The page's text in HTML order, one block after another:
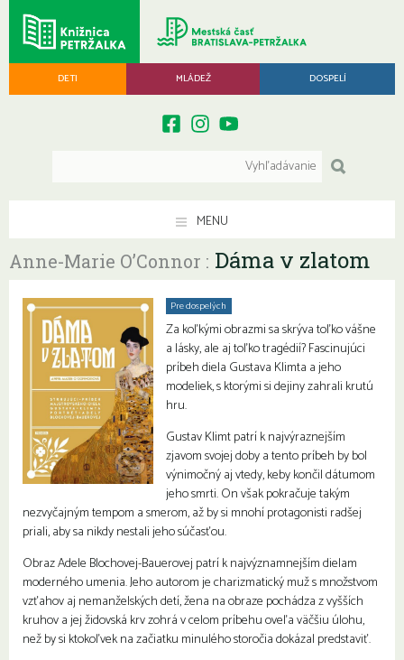
DETI MLÁDEŽ DOSPELÍ
MENU
Anne-Marie O’Connor : Dáma v zlatom
Pre dospelých
Za koľkými obrazmi sa skrýva toľko vášne
a lásky, ale aj toľko tragédií? Fascinujúci
príbeh diela Gustava Klimta a jeho
modeliek, s ktorými si dejiny zahrali krutú
hru.
Gustav Klimt patrí k najvýraznejším
zjavom svojej doby a tento príbeh by bol
výnimočný aj vtedy, keby končil dátumom
jeho smrti. On však pokračuje takým
nezvyčajným tempom a smerom, až by si mnohí protagonisti radšej
priali, aby sa nikdy nestali jeho súčasťou.
Obraz Adele Blochovej-Bauerovej patrí k najvýznamnejším dielam
moderného umenia. Jeho autorom je charizmatický muž s množstvom
vzťahov aj nemanželských detí, žena na obraze pochádza z vyšších
kruhov a jej židovská krv zohrá v celom príbehu oveľa väčšiu úlohu,
než by si ktokoľvek na začiatku minulého storočia dokázal predstaviť.